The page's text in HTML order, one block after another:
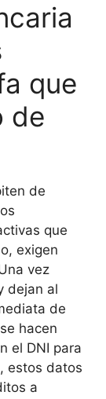
que
de
de
que
exigen
vez
dejan al
de
hacen
el DNI para
estos datos
a